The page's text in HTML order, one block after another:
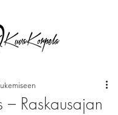
– Raskausajan